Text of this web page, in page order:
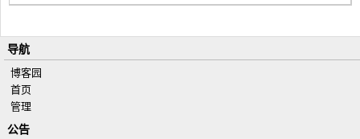
导航
博客园
首页
管理
公告